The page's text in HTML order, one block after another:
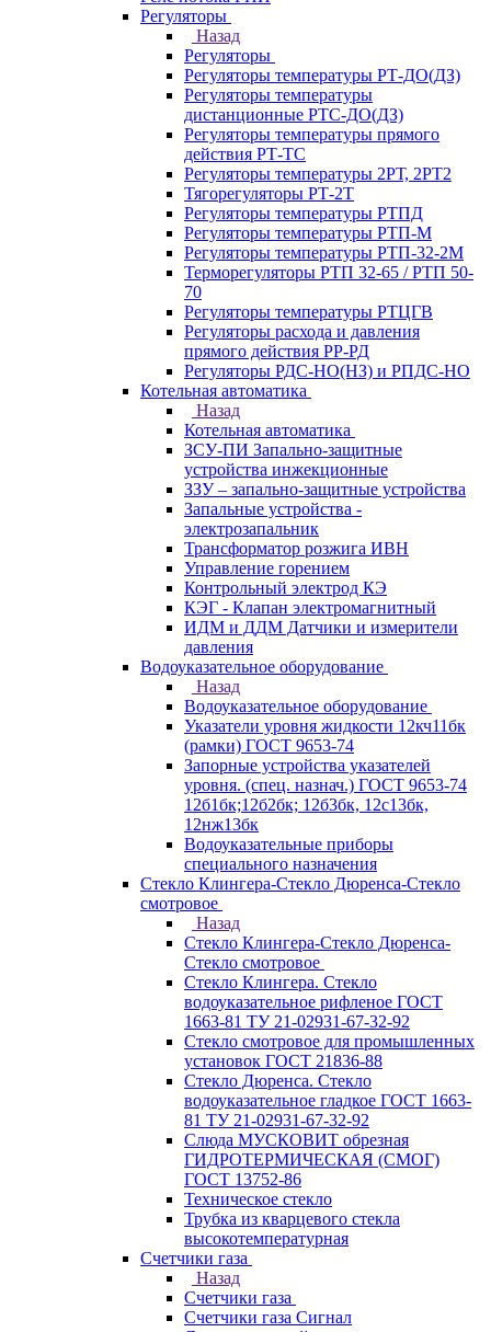
Регуляторы
Назад
Регуляторы
Регуляторы температуры РТ-ДО(ДЗ)
Регуляторы температуры
дистанционные РТС-ДО(ДЗ)
Регуляторы температуры прямого
действия РТ-ТС
Регуляторы температуры 2РТ, 2РT2
Тягорегуляторы РТ-2Т
Регуляторы температуры РТПД
Регуляторы температуры РТП-M
Регуляторы температуры РТП-32-2М
Терморегуляторы РТП 32-65 / РТП 50-
70
Регуляторы температуры РТЦГВ
Регуляторы расхода и давления
прямого действия РР-РД
Регуляторы РДС-НО(НЗ) и РПДС-НО
Котельная автоматика
Назад
Котельная автоматика
ЗСУ-ПИ Запально-защитные
устройства инжекционные
ЗЗУ – запально-защитные устройства
Запальные устройства -
электрозапальник
Трансформатор розжига ИВН
Управление горением
Контрольный электрод КЭ
КЭГ - Клапан электромагнитный
ИДМ и ДДМ Датчики и измерители
давления
Водоуказательное оборудование
Назад
Водоуказательное оборудование
Указатели уровня жидкости 12кч11бк
(рамки) ГОСТ 9653-74
Запорные устройства указателей
уровня. (спец. назнач.) ГОСТ 9653-74
12б1бк;12б2бк; 12б3бк, 12с13бк,
12нж13бк
Водоуказательные приборы
специального назначения
Стекло Клингера-Стекло Дюренса-Стекло
смотровое
Назад
Стекло Клингера-Стекло Дюренса-
Стекло смотровое
Стекло Клингера. Стекло
водоуказательное рифленое ГОСТ
1663-81 ТУ 21-02931-67-32-92
Стекло смотровое для промышленных
установок ГОСТ 21836-88
Стекло Дюренса. Стекло
водоуказательное гладкое ГОСТ 1663-
81 ТУ 21-02931-67-32-92
Слюда МУСКОВИТ обрезная
ГИДРОТЕРМИЧЕСКАЯ (СМОГ)
ГОСТ 13752-86
Техническое стекло
Трубка из кварцевого стекла
высокотемпературная
Счетчики газа
Назад
Счетчики газа
Счетчики газа Сигнал